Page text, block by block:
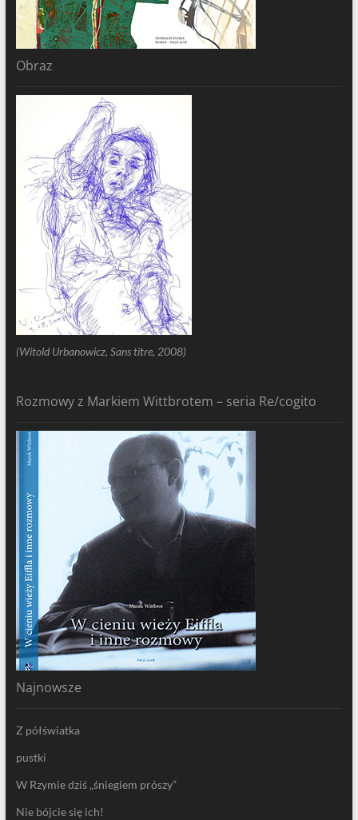
Obraz
(Witold Urbanowicz, Sans titre, 2008)
Rozmowy z Markiem Wittbrotem – seria Re/cogito
Najnowsze
Z półświatka
pustki
W Rzymie dziś „śniegiem prószy”
Nie bójcie się ich!